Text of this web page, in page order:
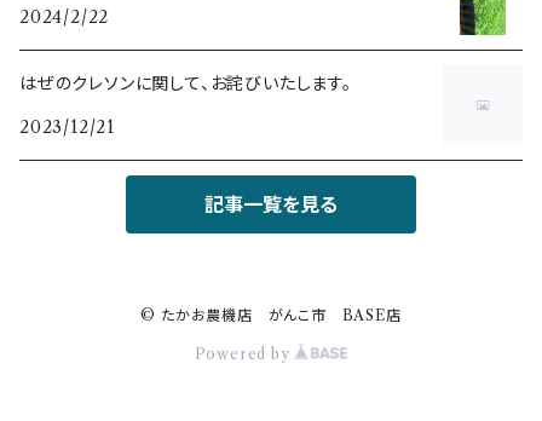
2024/2/22
はぜのクレソンに関して、お詫びいたします。
2023/12/21
記事一覧を見る
© たかお農機店 がんこ市 BASE店
Powered by